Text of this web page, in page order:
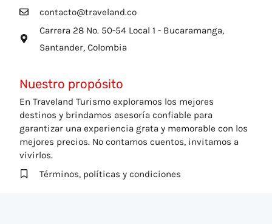
contacto@traveland.co
Carrera 28 No. 50-54 Local 1 - Bucaramanga,
Santander, Colombia
Nuestro propósito
En Traveland Turismo exploramos los mejores
destinos y brindamos asesoría confiable para
garantizar una experiencia grata y memorable con los
mejores precios. No contamos cuentos, invitamos a
vivirlos.
Términos, políticas y condiciones